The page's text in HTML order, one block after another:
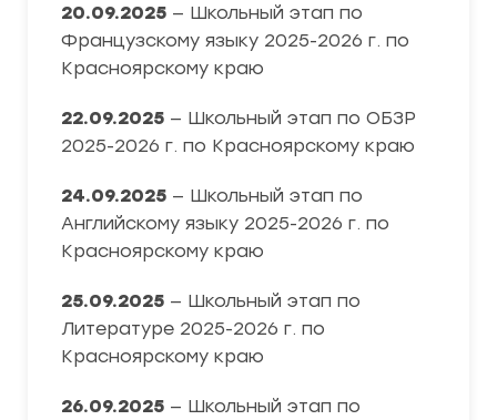
20.09.2025 — Школьный этап по
Французскому языку 2025-2026 г. по
Красноярскому краю
22.09.2025 — Школьный этап по ОБЗР
2025-2026 г. по Красноярскому краю
24.09.2025 — Школьный этап по
Английскому языку 2025-2026 г. по
Красноярскому краю
25.09.2025 — Школьный этап по
Литературе 2025-2026 г. по
Красноярскому краю
26.09.2025 — Школьный этап по